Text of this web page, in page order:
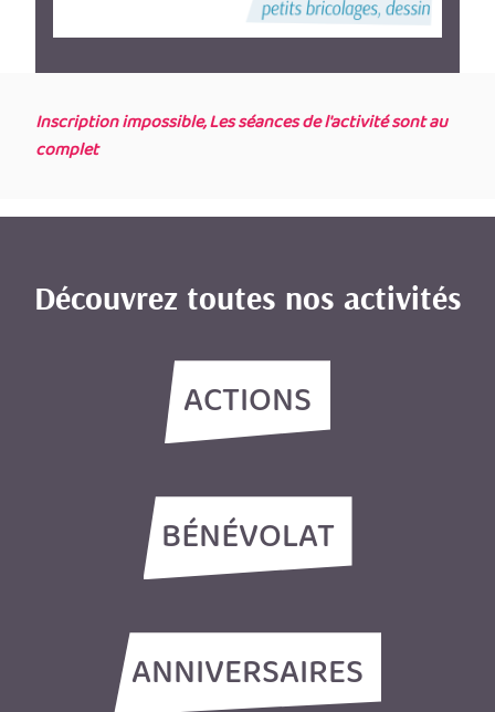
Inscription impossible, Les séances de l'activité sont au
complet
Découvrez toutes nos activités
ACTIONS
BÉNÉVOLAT
ANNIVERSAIRES